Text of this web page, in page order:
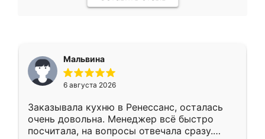
Мальвина
6 августа 2026
Заказывала кухню в Ренессанс, осталась
очень довольна. Менеджер всё быстро
посчитала, на вопросы отвечала сразу.